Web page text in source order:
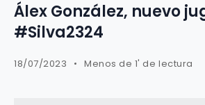
Álex González, nuevo
#Silva2324
18/07/2023 Menos de 1' de lectura